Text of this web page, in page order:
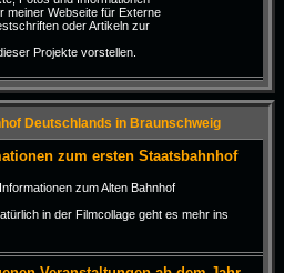
meiner Webseite für Externe
oder Artikeln zur
Projekte vorstellen.
Deutschlands in Braunschweig
zum ersten Staatsbahnhof
zum Alten Bahnhof
in der Filmcollage geht es mehr ins